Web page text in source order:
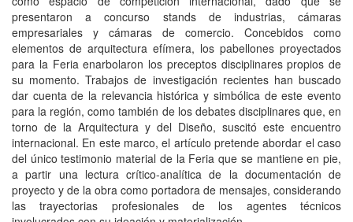
presentaron a concurso stands de industrias, cámaras
empresariales y cámaras de comercio. Concebidos como
elementos de arquitectura efímera, los pabellones proyectados
para la Feria enarbolaron los preceptos disciplinares propios de
su momento. Trabajos de investigación recientes han buscado
dar cuenta de la relevancia histórica y simbólica de este evento
para la región, como también de los debates disciplinares que, en
torno de la Arquitectura y del Diseño, suscitó este encuentro
internacional. En este marco, el artículo pretende abordar el caso
del único testimonio material de la Feria que se mantiene en pie,
a partir una lectura crítico-analítica de la documentación de
proyecto y de la obra como portadora de mensajes, considerando
las trayectorias profesionales de los agentes técnicos